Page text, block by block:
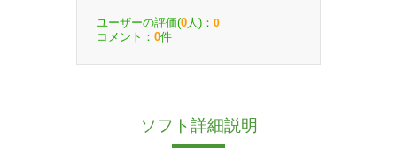
ユーザーの評価(0 人)： 0
コメント： 0件
ソフト詳細説明